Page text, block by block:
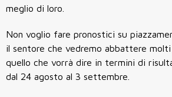
meglio di loro.
Non voglio fare pronostici su
il sentore che vedremo abbattere molti
quello che vorrà dire in termini di
dal 24 agosto al 3 settembre.